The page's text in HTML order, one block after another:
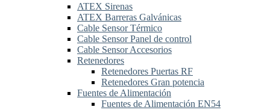
ATEX Sirenas
ATEX Barreras Galvánicas
Cable Sensor Térmico
Cable Sensor Panel de control
Cable Sensor Accesorios
Retenedores
Retenedores Puertas RF
Retenedores Gran potencia
Fuentes de Alimentación
Fuentes de Alimentación EN54